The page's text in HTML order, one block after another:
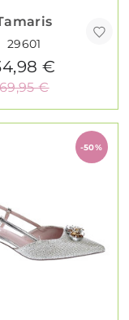
29601
€
69,95 €
-50%